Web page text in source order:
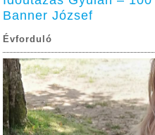
Banner József
Évforduló